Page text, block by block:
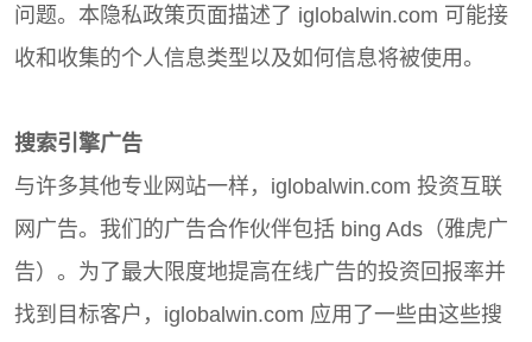
问题。本隐私政策页面描述了 iglobalwin.com 可能接
收和收集的个人信息类型以及如何信息将被使用。
搜索引擎广告
与许多其他专业网站一样，iglobalwin.com 投资互联
网广告。我们的广告合作伙伴包括 bing Ads（雅虎广
告）。为了最大限度地提高在线广告的投资回报率并
找到目标客户，iglobalwin.com 应用了一些由这些搜